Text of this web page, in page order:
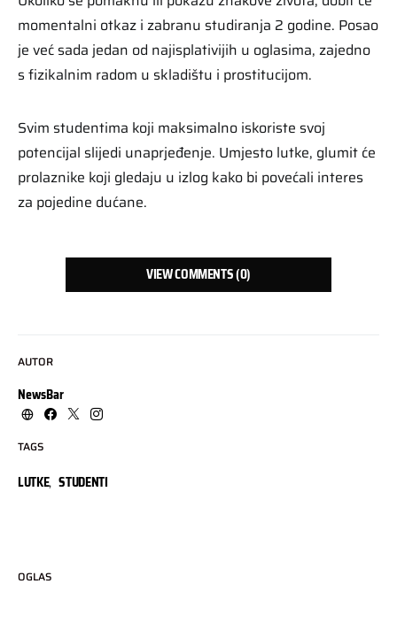
AUTOR
NewsBar
TAGS
LUTKE, STUDENTI
momentalni otkaz i zabranu studiranja 2 godine. Posao
je već sada jedan od najisplativijih u oglasima, zajedno
s fizikalnim radom u skladištu i prostitucijom.
Svim studentima koji maksimalno iskoriste svoj
potencijal slijedi unaprjeđenje. Umjesto lutke, glumit će
prolaznike koji gledaju u izlog kako bi povećali interes
za pojedine dućane.
VIEW COMMENTS (0)
OGLAS